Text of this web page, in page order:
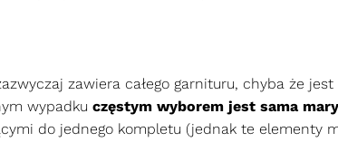
zawiera całego garnituru, chyba że
wypadku częstym wyborem jest sama
do jednego kompletu (jednak te elementy